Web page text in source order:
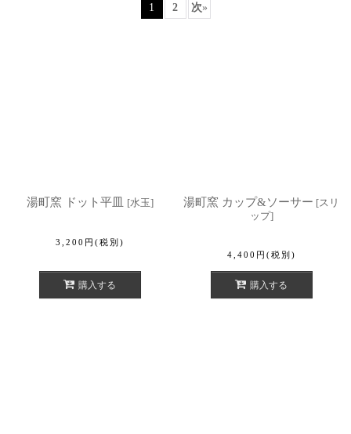
1 2 次»
湯町窯 ドット平皿 [水玉]
3,200 円 (税別)
購入する
湯町窯 カップ&ソーサー [スリ
ップ]
4,400 円 (税別)
購入する